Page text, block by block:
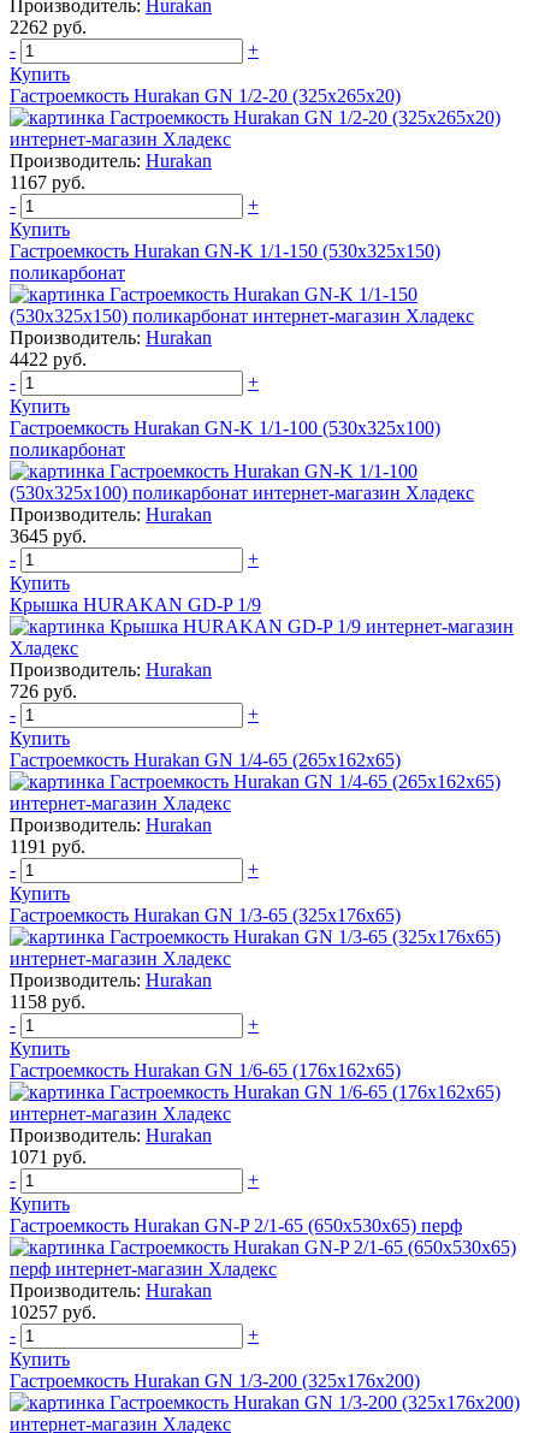
Производитель: Hurakan
2262 руб.
-
+
Купить
Гастроемкость Hurakan GN 1/2-20 (325x265x20)
Производитель: Hurakan
1167 руб.
-
+
Купить
Гастроемкость Hurakan GN-K 1/1-150 (530х325х150)
поликарбонат
Производитель: Hurakan
4422 руб.
-
+
Купить
Гастроемкость Hurakan GN-K 1/1-100 (530х325х100)
поликарбонат
Производитель: Hurakan
3645 руб.
-
+
Купить
Крышка HURAKAN GD-P 1/9
Производитель: Hurakan
726 руб.
-
+
Купить
Гастроемкость Hurakan GN 1/4-65 (265x162x65)
Производитель: Hurakan
1191 руб.
-
+
Купить
Гастроемкость Hurakan GN 1/3-65 (325x176x65)
Производитель: Hurakan
1158 руб.
-
+
Купить
Гастроемкость Hurakan GN 1/6-65 (176x162x65)
Производитель: Hurakan
1071 руб.
-
+
Купить
Гастроемкость Hurakan GN-P 2/1-65 (650х530х65) перф
Производитель: Hurakan
10257 руб.
-
+
Купить
Гастроемкость Hurakan GN 1/3-200 (325x176x200)